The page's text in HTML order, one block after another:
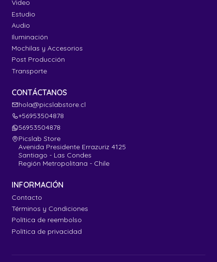
Video
Estudio
Audio
Iluminación
Mochilas y Accesorios
Post Producción
Transporte
CONTÁCTANOS
hola@picslabstore.cl
+56953504878
56953504878
Picslab Store
Avenida Presidente Errazuriz 4125
Santiago - Las Condes
Región Metropolitana - Chile
INFORMACIÓN
Contacto
Términos y Condiciones
Política de reembolso
Política de privacidad